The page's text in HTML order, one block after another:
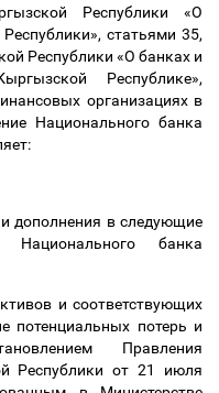
Республики «О
статьями 35,
Республики «О банках и
Республике»,
организациях в
Национального банка
дополнения в следующие
банка
и соответствующих
потенциальных потерь и
Правления
Республики от 21 июля